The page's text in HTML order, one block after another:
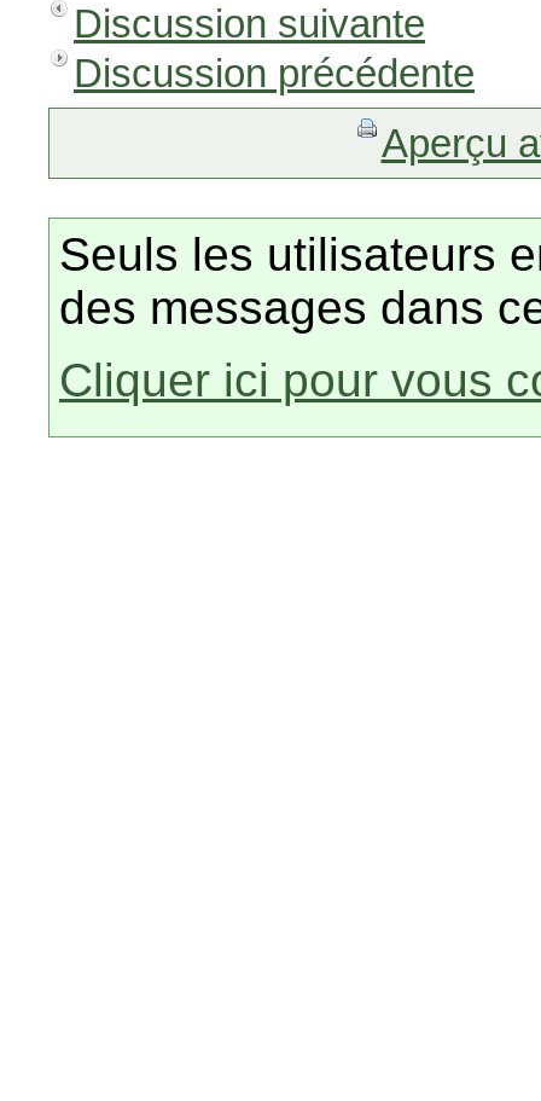
Discussion suivante
Discussion précédente
Aperçu
Seuls les utilisateurs
des messages dans
Cliquer ici pour vous